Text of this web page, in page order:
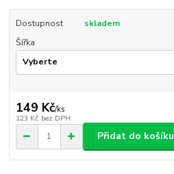
Dostupnost
skladem
Šířka
149 Kč/ks
123 Kč bez DPH
Přidat do košíku